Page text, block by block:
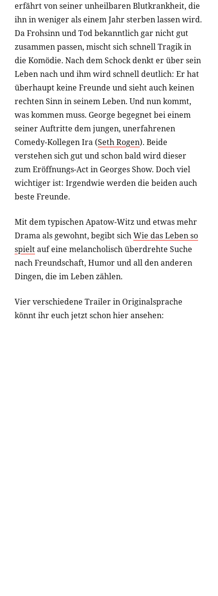
erfährt von seiner unheilbaren Blutkrankheit, die
ihn in weniger als einem Jahr sterben lassen wird.
Da Frohsinn und Tod bekanntlich gar nicht gut
zusammen passen, mischt sich schnell Tragik in
die Komödie. Nach dem Schock denkt er über sein
Leben nach und ihm wird schnell deutlich: Er hat
überhaupt keine Freunde und sieht auch keinen
rechten Sinn in seinem Leben. Und nun kommt,
was kommen muss. George begegnet bei einem
seiner Auftritte dem jungen, unerfahrenen
Comedy-Kollegen Ira (Seth Rogen). Beide
verstehen sich gut und schon bald wird dieser
zum Eröffnungs-Act in Georges Show. Doch viel
wichtiger ist: Irgendwie werden die beiden auch
beste Freunde.
Mit dem typischen Apatow-Witz und etwas mehr
Drama als gewohnt, begibt sichWie das Leben so
spieltauf eine melancholisch überdrehte Suche
nach Freundschaft, Humor und all den anderen
Dingen, die im Leben zählen.
Vier verschiedene Trailer in Originalsprache
könnt ihr euch jetzt schon hier ansehen: